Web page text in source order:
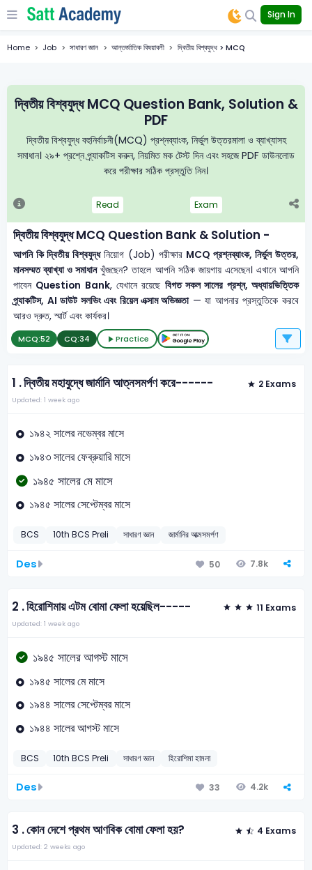
Sign In
Home Job সাধারণ জ্ঞান আন্তর্জাতিক বিষয়াবলী দ্বিতীয় বিশ্বযুদ্ধ > MCQ
দ্বিতীয় বিশ্বযুদ্ধ MCQ Question Bank, Solution &
PDF
দ্বিতীয় বিশ্বযুদ্ধ বহুনির্বাচনী(MCQ) প্রশ্নব্যাংক, নির্ভুল উত্তরমালা ও ব্যাখ্যাসহ
সমাধান। ২৯+ প্রশ্নে প্র্যাকটিস করুন, নিয়মিত মক টেস্ট দিন এবং সহজে PDF ডাউনলোড
করে পরীক্ষার সঠিক প্রস্তুতি নিন।
Read Exam
দ্বিতীয় বিশ্বযুদ্ধ MCQ Question Bank & Solution -
আপনি কি দ্বিতীয় বিশ্বযুদ্ধনিয়োগ (Job) পরীক্ষার MCQ প্রশ্নব্যাংক, নির্ভুল উত্তর,
মানসম্মত ব্যাখ্যা ও সমাধানখুঁজছেন? তাহলে আপনি সঠিক জায়গায় এসেছেন। এখানে আপনি
পাবেন Question Bank, যেখানে রয়েছে বিগত সকল সালের প্রশ্ন, অধ্যায়ভিত্তিক
প্র্যাকটিস, AI ডাউট সলভিং এবং রিয়েল এক্সাম অভিজ্ঞতা— যা আপনার প্রস্তুতিকে করবে
আরও দ্রুত, স্মার্ট এবং কার্যকর।
MCQ:52 CQ:34 Practice
1 .দ্বিতীয় মহাযুদ্ধে জার্মানি আত্নসমর্পণ করে------ 2 Exams
Updated: 1 week ago
১৯৪২ সালের নভেম্বর মাসে
১৯৪৩ সালের ফেব্রুয়ারি মাসে
১৯৪৫ সালের মে মাসে
১৯৪৫ সালের সেপ্টেম্বর মাসে
BCS 10th BCS Preli সাধারণ জ্ঞান জার্মানির আত্মসমর্পণ
Des 50 7.8k
2 .হিরোশিমায় এটম বোমা ফেলা হয়েছিল----- 11 Exams
Updated: 1 week ago
১৯৪৫ সালের আগস্ট মাসে
১৯৪৫ সালের মে মাসে
১৯৪৪ সালের সেপ্টেম্বর মাসে
১৯৪৪ সালের আগস্ট মাসে
BCS 10th BCS Preli সাধারণ জ্ঞান হিরোশিমা হামলা
Des 33 4.2k
3 .কোন দেশে প্রথম আণবিক বোমা ফেলা হয়? 4 Exams
Updated: 2 weeks ago